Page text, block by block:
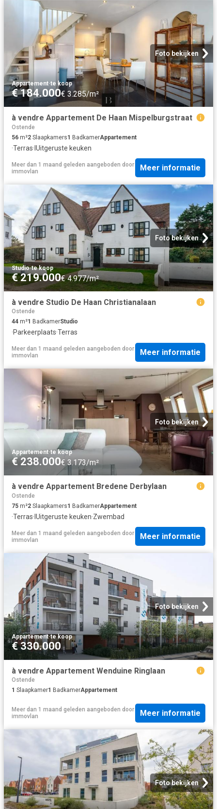
Foto bekijken
Appartement·te koop
€ 184.000€ 3.285/m²
à vendre Appartement De Haan Mispelburgstraat
Ostende
56 m²2 Slaapkamers1 BadkamerAppartement
·Terras· IUitgeruste keuken
Meer dan 1 maand geleden aangeboden door
immovlan
Meer informatie
Foto bekijken
Studio·te koop
€ 219.000€ 4.977/m²
à vendre Studio De Haan Christianalaan
Ostende
44 m²1 BadkamerStudio
·Parkeerplaats·Terras
Meer dan 1 maand geleden aangeboden door
immovlan
Meer informatie
Foto bekijken
Appartement·te koop
€ 238.000€ 3.173/m²
à vendre Appartement Bredene Derbylaan
Ostende
75 m²2 Slaapkamers1 BadkamerAppartement
·Terras· IUitgeruste keuken·Zwembad
Meer dan 1 maand geleden aangeboden door
immovlan
Meer informatie
Foto bekijken
Appartement·te koop
€ 330.000
à vendre Appartement Wenduine Ringlaan
Ostende
1 Slaapkamer1 BadkamerAppartement
Meer dan 1 maand geleden aangeboden door
immovlan
Meer informatie
Foto bekijken